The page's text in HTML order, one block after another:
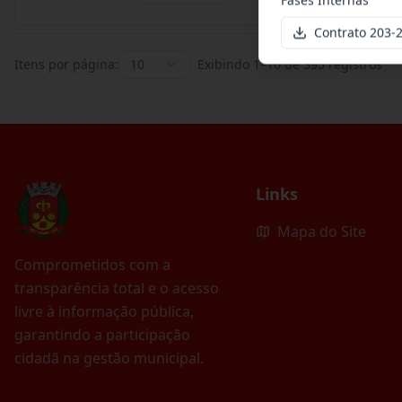
Itens por página: 10 Exibindo 1–10de395 registros
Comprometidos com a
transparência total e o acesso
livre à informação pública,
garantindo a participação
cidadã na gestão municipal.
Links
Mapa do Site
Contrato 203-